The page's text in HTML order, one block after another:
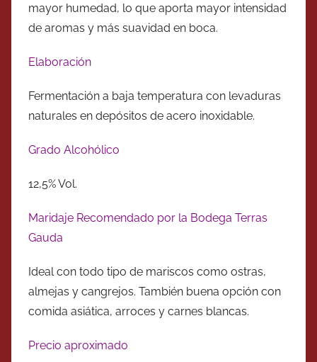
mayor humedad, lo que aporta mayor intensidad
de aromas y más suavidad en boca.
Elaboración
Fermentación a baja temperatura con levaduras
naturales en depósitos de acero inoxidable.
Grado Alcohólico
12,5% Vol.
Maridaje Recomendado por la Bodega Terras
Gauda
Ideal con todo tipo de mariscos como ostras,
almejas y cangrejos. También buena opción con
comida asiática, arroces y carnes blancas.
Precio aproximado